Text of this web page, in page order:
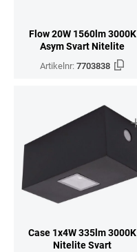
Flow 20W 1560lm 3000K
Asym Svart Nitelite
Artikelnr:7703838
Case 1x4W 335lm 3000K
Nitelite Svart